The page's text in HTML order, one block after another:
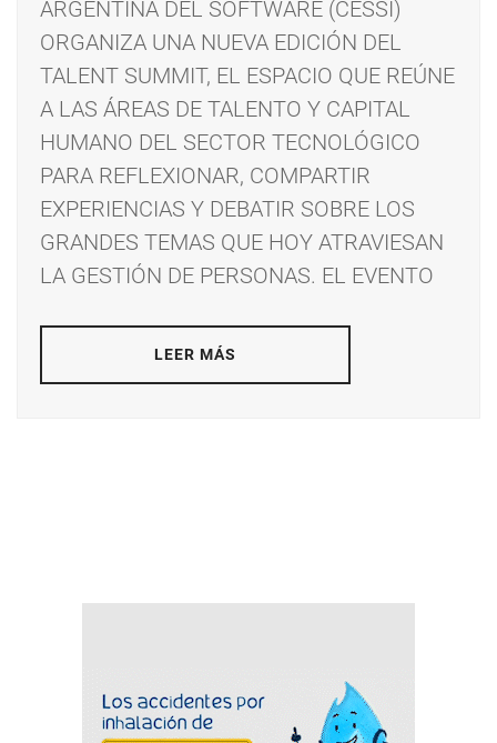
ARGENTINA DEL SOFTWARE (CESSI)
ORGANIZA UNA NUEVA EDICIÓN DEL
TALENT SUMMIT, EL ESPACIO QUE REÚNE
A LAS ÁREAS DE TALENTO Y CAPITAL
HUMANO DEL SECTOR TECNOLÓGICO
PARA REFLEXIONAR, COMPARTIR
EXPERIENCIAS Y DEBATIR SOBRE LOS
GRANDES TEMAS QUE HOY ATRAVIESAN
LA GESTIÓN DE PERSONAS. EL EVENTO
LEER MÁS